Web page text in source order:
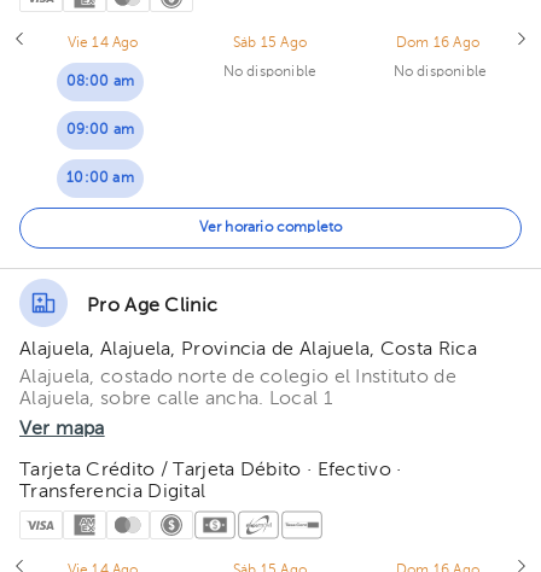
Vie 14 Ago
08:00 am
09:00 am
10:00 am
Sáb 15 Ago
No disponible
Dom 16 Ago
No disponible
Ver horario completo
Pro Age Clinic
Alajuela, Alajuela, Provincia de Alajuela, Costa Rica
Alajuela, costado norte de colegio el Instituto de
Alajuela, sobre calle ancha. Local 1
Ver mapa
Tarjeta Crédito / Tarjeta Débito · Efectivo ·
Transferencia Digital